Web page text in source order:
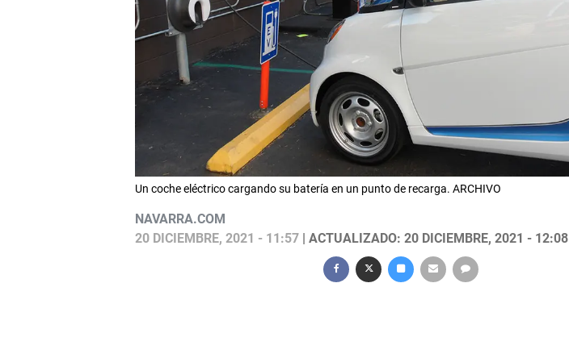
Un coche eléctrico cargando su batería en un punto de recarga. ARCHIVO
NAVARRA.COM
20 DICIEMBRE, 2021 - 11:57| ACTUALIZADO: 20 DICIEMBRE, 2021 - 12:08